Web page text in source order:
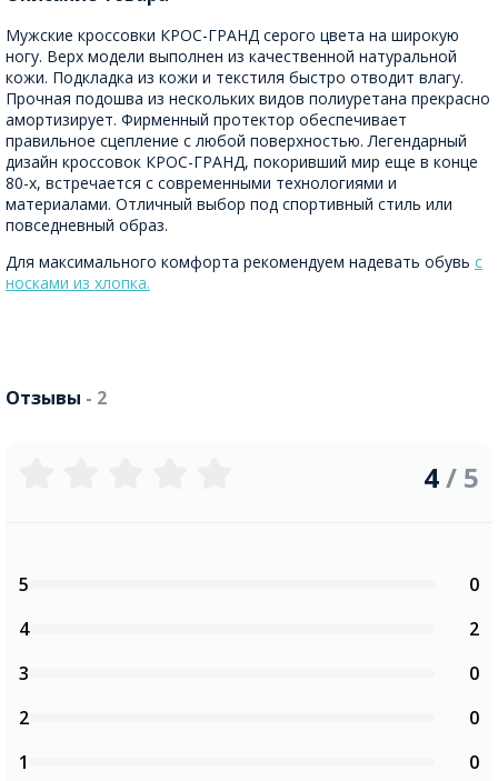
Мужские кроссовки КРОС-ГРАНД серого цвета на широкую
ногу. Верх модели выполнен из качественной натуральной
кожи. Подкладка из кожи и текстиля быстро отводит влагу.
Прочная подошва из нескольких видов полиуретана прекрасно
амортизирует. Фирменный протектор обеспечивает
правильное сцепление с любой поверхностью. Легендарный
дизайн кроссовок КРОС-ГРАНД, покоривший мир еще в конце
80-х, встречается с современными технологиями и
материалами. Отличный выбор под спортивный стиль или
повседневный образ.
Для максимального комфорта рекомендуем надевать обувь с
носками из хлопка.
Отзывы - 2
4/ 5
5
0
4
2
3
0
2
0
1
0